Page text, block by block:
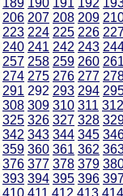
189 190 191 192
206 207 208 209
223 224 225 226
240 241 242 243
257 258 259 260
274 275 276 277
291 292 293 294
308 309 310 311 312
325 326 327 328
342 343 344 345
359 360 361 362
376 377 378 379
393 394 395 396
410 411 412 413 414